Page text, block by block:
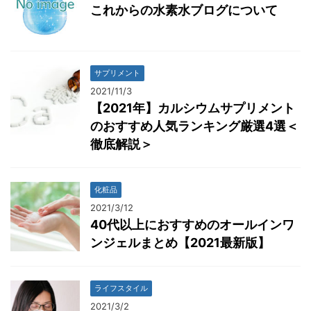
これからの水素水ブログについて
サプリメント
2021/11/3
【2021年】カルシウムサプリメント
のおすすめ人気ランキング厳選4選＜
徹底解説＞
化粧品
2021/3/12
40代以上におすすめのオールインワ
ンジェルまとめ【2021最新版】
ライフスタイル
2021/3/2